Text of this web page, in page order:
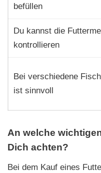
befüllen
Du kannst die
kontrollieren
Bei verschiedene
ist sinnvoll
An welche
Dich achten?
Bei dem Kauf eines